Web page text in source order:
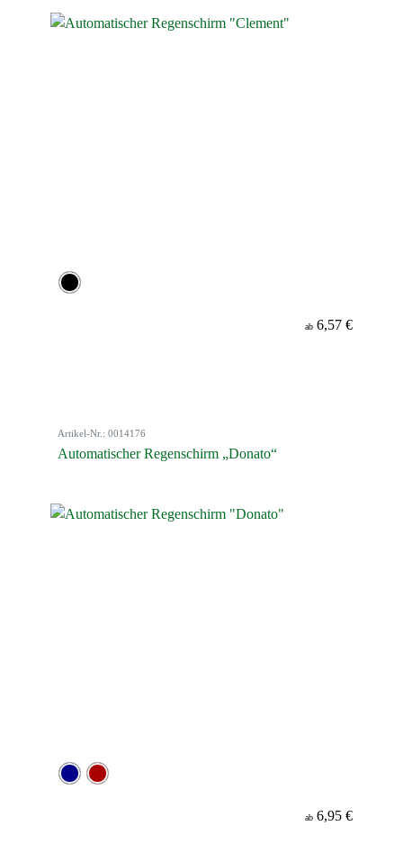
ab 6,57 €
Artikel-Nr.: 0014176
Automatischer Regenschirm „Donato“
ab 6,95 €